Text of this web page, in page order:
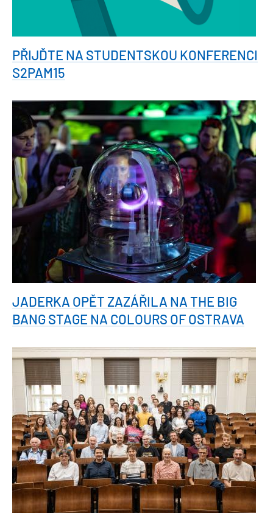
PŘIJĎTE NA STUDENTSKOU KONFERENCI
S2PAM15
JADERKA OPĚT ZAZÁŘILA NA THE BIG
BANG STAGE NA COLOURS OF OSTRAVA